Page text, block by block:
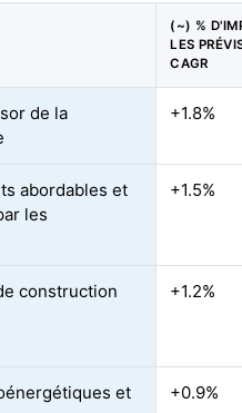
(~) %
LES
CAGR
de la
+1.8%
abordables et
les
+1.5%
construction
+1.2%
et
+0.9%